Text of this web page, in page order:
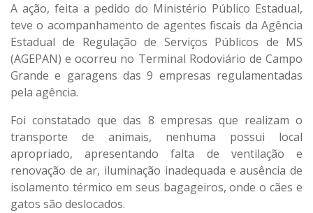
A ação, feita a pedido do Ministério Público Estadual,
teve o acompanhamento de agentes fiscais da Agência
Estadual de Regulação de Serviços Públicos de MS
(AGEPAN) e ocorreu no Terminal Rodoviário de Campo
Grande e garagens das 9 empresas regulamentadas
pela agência.
Foi constatado que das 8 empresas que realizam o
transporte de animais, nenhuma possui local
apropriado, apresentando falta de ventilação e
renovação de ar, iluminação inadequada e ausência de
isolamento térmico em seus bagageiros, onde o cães e
gatos são deslocados.